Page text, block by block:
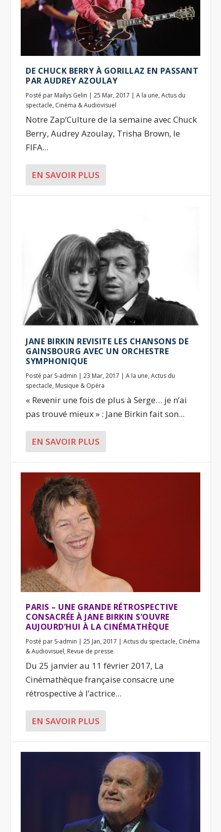
DE CHUCK BERRY À GORILLAZ EN PASSANT
PAR AUDREY AZOULAY
Posté par Maïlys Gelin |25 Mar, 2017 |A la une,Actus du
spectacle, Cinéma & Audiovisuel
Notre Zap’Culture de la semaine avec Chuck
Berry, Audrey Azoulay, Trisha Brown, le
FIFA...
EN SAVOIR PLUS
JANE BIRKIN REVISITE LES CHANSONS DE
GAINSBOURG AVEC UN ORCHESTRE
SYMPHONIQUE
Posté par S-admin |23 Mar, 2017 |A la une,Actus du
spectacle, Musique & Opéra
« Revenir une fois de plus à Serge… je n’ai
pas trouvé mieux » : Jane Birkin fait son...
EN SAVOIR PLUS
PARIS – UNE GRANDE RÉTROSPECTIVE
CONSACRÉE À JANE BIRKIN S’OUVRE
AUJOURD’HUI À LA CINÉMATHÈQUE
Posté par S-admin |25 Jan, 2017 |Actus du spectacle, Cinéma
& Audiovisuel, Revue de presse
Du 25 janvier au 11 février 2017, La
Cinémathèque française consacre une
rétrospective à l’actrice...
EN SAVOIR PLUS